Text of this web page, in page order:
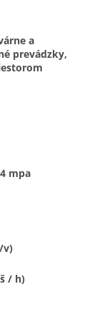
a
prevádzky,
mpa
v)
/ h)